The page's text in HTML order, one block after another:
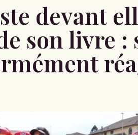
devant
son livre :